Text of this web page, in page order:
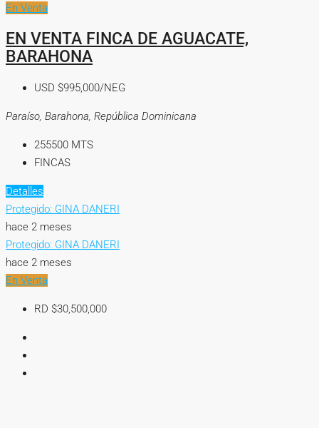
En Venta
EN VENTA FINCA DE AGUACATE,
BARAHONA
USD $995,000/NEG
Paraíso, Barahona, República Dominicana
255500 MTS
FINCAS
Detalles
Protegido: GINA DANERI
hace 2 meses
Protegido: GINA DANERI
hace 2 meses
En Venta
RD $30,500,000